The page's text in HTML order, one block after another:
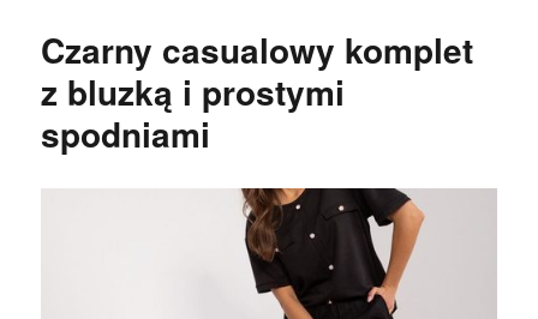
Czarny casualowy komplet
z bluzką i prostymi
spodniami